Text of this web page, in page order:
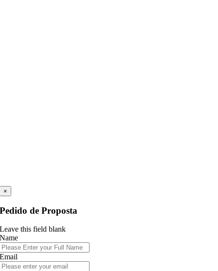
×
Pedido de Proposta
Leave this field blank
Name
Email